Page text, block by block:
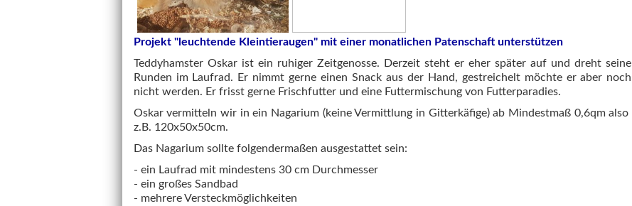
Projekt "leuchtende Kleintieraugen" mit einer monatlichen Patenschaft unterstützen
Teddyhamster Oskar ist ein ruhiger Zeitgenosse. Derzeit steht er eher später auf und dreht seine
Runden im Laufrad. Er nimmt gerne einen Snack aus der Hand, gestreichelt möchte er aber noch
nicht werden. Er frisst gerne Frischfutter und eine Futtermischung von Futterparadies.
Oskar vermitteln wir in ein Nagarium (keine Vermittlung in Gitterkäfige) ab Mindestmaß 0,6qm also
z.B. 120x50x50cm.
Das Nagarium sollte folgendermaßen ausgestattet sein:
- ein Laufrad mit mindestens 30 cm Durchmesser
- ein großes Sandbad
- mehrere Versteckmöglichkeiten